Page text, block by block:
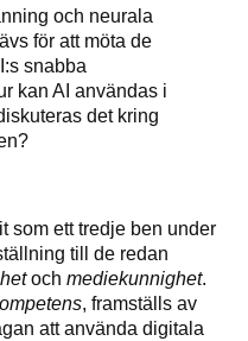
och neurala
för att möta de
snabba
kan AI användas i
det kring
som ett tredje ben under
till de redan
och mediekunnighet.
, framställs av
att använda digitala